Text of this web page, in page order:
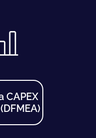
CAPEX